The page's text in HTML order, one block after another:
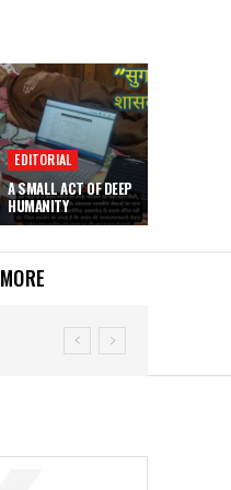
EDITORIAL
A SMALL ACT OF DEEP
HUMANITY
MORE